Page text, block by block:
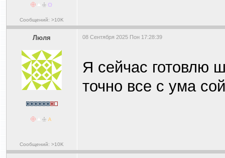
Сообщений: >10K
Люля
Сообщений: >10K
08 Сентября 2025 Пон 17:28:39
Я сейчас готовлю
точно все с ума